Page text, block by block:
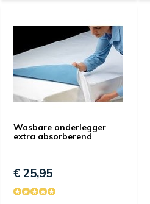
Wasbare onderlegger
extra absorberend
€ 25,95